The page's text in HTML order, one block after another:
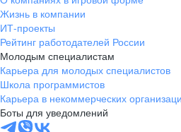
ул. Большевистская, д. 35,
помещение 21
+7 383 207-94-64
pr@nsk.hh.ru
Минск
пр-т Дзержинского, д. 57,
Жизнь в компании
ИТ-проекты
Рейтинг работодателей России
Молодым специалистам
Карьера для молодых специалистов
Школа программистов
Карьера в некоммерческих
Боты для уведомлений